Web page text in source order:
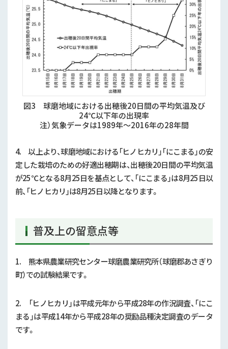
図3 球磨地域における出穂後20日間の平均気温及び
24℃以下年の出現率
注）気象データは1989年～2016年の28年間
4. 以上より、球磨地域における「ヒノヒカリ」「にこまる」の安
定した栽培のための好適出穂期は、出穂後20日間の平均気温
が25℃となる8月25日を基点として、「にこまる」は8月25日以
前、「ヒノヒカリ」は8月25日以降となります。
普及上の留意点等
1. 熊本県農業研究センター球磨農業研究所（球磨郡あさぎり
町）での試験結果です。
2. 「ヒノヒカリ」は平成元年から平成28年の作況調査、「にこ
まる」は平成14年から平成28年の奨励品種決定調査のデータ
です。